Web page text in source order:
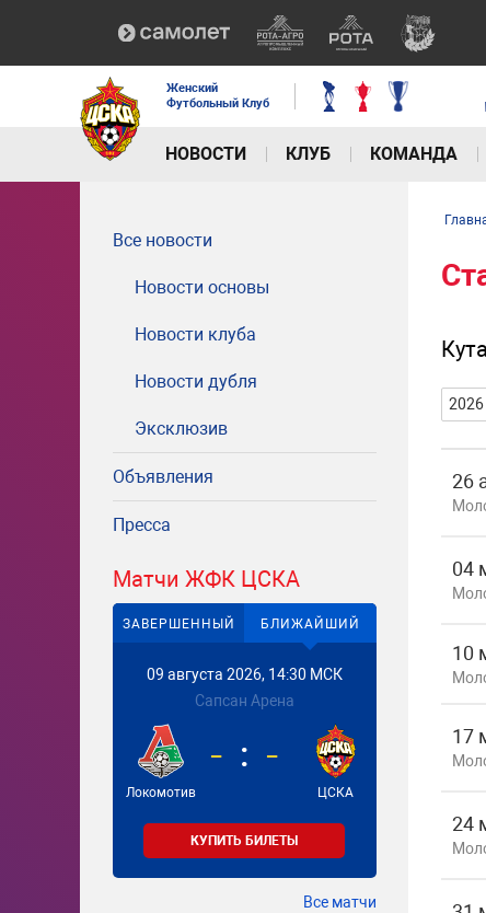
Женский
Футбольный Клуб
НОВОСТИ КЛУБ КОМАНДА
Все новости
Новости основы
Новости клуба
Новости дубля
Эксклюзив
Объявления
Пресса
Матчи ЖФК ЦСКА
ЗАВЕРШЕННЫЙ БЛИЖАЙШИЙ
09 августа 2026, 14:30 МСК
Сапсан Арена
Локомотив
- -
ЦСКА
КУПИТЬ БИЛЕТЫ
Все матчи
2026
26
04
10
17
24